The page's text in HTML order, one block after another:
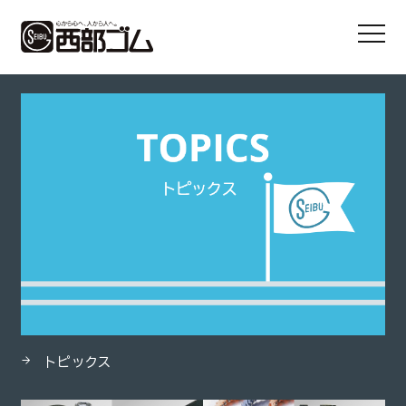
HOME 製品
トピックス